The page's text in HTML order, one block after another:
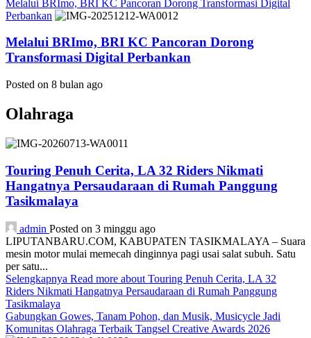
Melalui BRImo, BRI KC Pancoran Dorong Transformasi Digital
Perbankan
Melalui BRImo, BRI KC Pancoran Dorong
Transformasi Digital Perbankan
Posted on 8 bulan ago
Olahraga
Touring Penuh Cerita, LA 32 Riders Nikmati
Hangatnya Persaudaraan di Rumah Panggung
Tasikmalaya
admin Posted on 3 minggu ago
LIPUTANBARU.COM, KABUPATEN TASIKMALAYA – Suara
mesin motor mulai memecah dinginnya pagi usai salat subuh. Satu
per satu...
Selengkapnya Read more about Touring Penuh Cerita, LA 32
Riders Nikmati Hangatnya Persaudaraan di Rumah Panggung
Tasikmalaya
Gabungkan Gowes, Tanam Pohon, dan Musik, Musicycle Jadi
Komunitas Olahraga Terbaik Tangsel Creative Awards 2026